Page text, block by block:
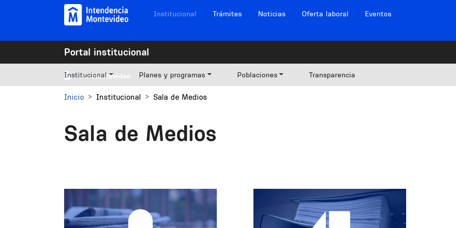
Pasar al contenido principal Navegación sitios
Institucional Trámites Noticias Oferta laboral Eventos
Portal institucional
Mi Montevideo
Institucional Planes y programas Poblaciones Transparencia
Inicio Institucional Sala de Medios
Sala de Medios